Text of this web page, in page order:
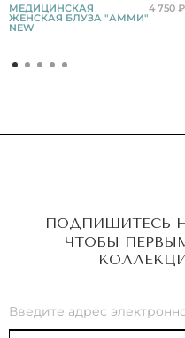
МЕДИЦИНСКАЯ
ЖЕНСКАЯ БЛУЗА "АММИ"
NEW
4 750 ₽
ПОДПИШИТЕСЬ
ЧТОБЫ